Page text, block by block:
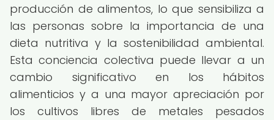
producción de alimentos, lo que sensibiliza a
las personas sobre la importancia de una
dieta nutritiva y la sostenibilidad ambiental.
Esta conciencia colectiva puede llevar a un
cambio significativo en los hábitos
alimenticios y a una mayor apreciación por
los cultivos libres de metales pesados